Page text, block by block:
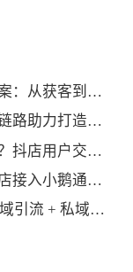
小鹅通培训行业一体化解决方案：从获客到交付，帮你打通增长全链路！
小鹅通兴趣行业解决方案，全链路助力打造高活跃用户生态！
如何开通抖店？抖店如何履约？抖店用户交付？抖店如何变现？
如何在快手高效卖货？快手小店接入小鹅通，转化率直线up！
小鹅通 B 站卖货功能上线：公域引流 + 私域交付闭环，助力商家高效变现！